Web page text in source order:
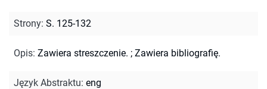
Strony: S. 125-132
Opis: Zawiera streszczenie. ; Zawiera bibliografię.
Język Abstraktu: eng